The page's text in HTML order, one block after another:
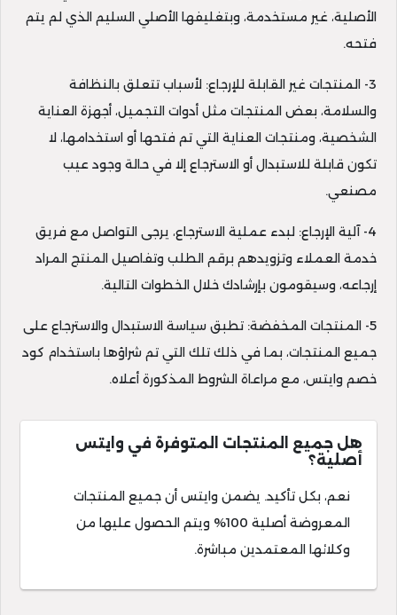
الأصلية، غير مستخدمة، وبتغليفها الأصلي السليم الذي لم يتم
فتحه.
3- المنتجات غير القابلة للإرجاع: لأسباب تتعلق بالنظافة
والسلامة، بعض المنتجات مثل أدوات التجميل، أجهزة العناية
الشخصية، ومنتجات العناية التي تم فتحها أو استخدامها، لا
تكون قابلة للاستبدال أو الاسترجاع إلا في حالة وجود عيب
مصنعي.
4- آلية الإرجاع: لبدء عملية الاسترجاع، يرجى التواصل مع فريق
خدمة العملاء وتزويدهم برقم الطلب وتفاصيل المنتج المراد
إرجاعه، وسيقومون بإرشادك خلال الخطوات التالية.
5- المنتجات المخفضة: تطبق سياسة الاستبدال والاسترجاع على
جميع المنتجات، بما في ذلك تلك التي تم شراؤها باستخدام كود
خصم وايتس، مع مراعاة الشروط المذكورة أعلاه.
هل جميع المنتجات المتوفرة في وايتس
أصلية؟
نعم، بكل تأكيد. يضمن وايتس أن جميع المنتجات
المعروضة أصلية 100% ويتم الحصول عليها من
وكلائها المعتمدين مباشرة.